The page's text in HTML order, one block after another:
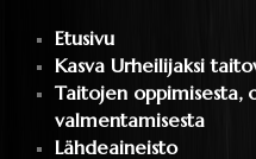
Etusivu
Kasva Urheilijaksi
Taitojen oppimisesta,
valmentamisesta
Lähdeaineisto